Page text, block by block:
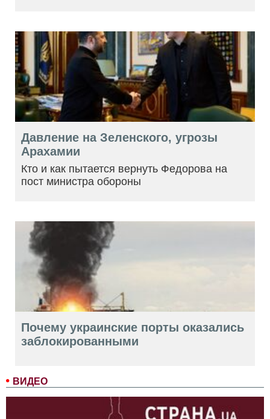
ВИДЕО
Давление на Зеленского, угрозы
Арахамии
Кто и как пытается вернуть Федорова на
пост министра обороны
Почему украинские порты оказались
заблокированными